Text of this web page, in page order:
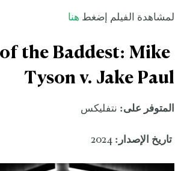
لمشاهدة الفيلم إضغط هنا
the Baddest: Mike
Tyson v. Jake Paul
المتوفر على: نتفليكس
تاريخ الإصدار: